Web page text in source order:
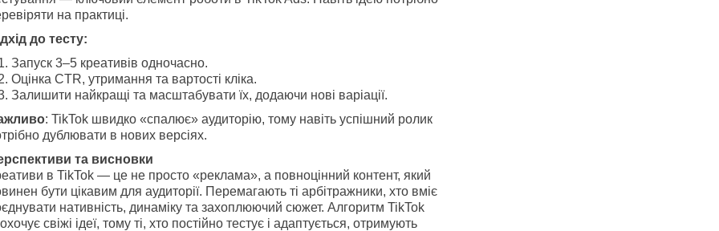
на практиці.
до тесту:
Запуск 3–5 креативів одночасно.
Оцінка CTR, утримання та вартості кліка.
Залишити найкращі та масштабувати їх, додаючи нові варіації.
: TikTok швидко «спалює» аудиторію, тому навіть успішний ролик
дублювати в нових версіях.
та висновки
в TikTok — це не просто «реклама», а повноцінний контент, який
бути цікавим для аудиторії. Перемагають ті арбітражники, хто вміє
нативність, динаміку та захоплюючий сюжет. Алгоритм TikTok
свіжі ідеї, тому ті, хто постійно тестує і адаптується, отримують